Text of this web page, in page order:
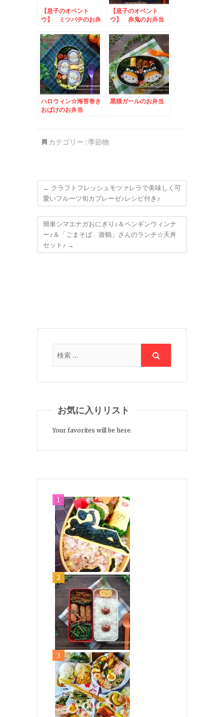
【息子のオベント
ウ】 ミツバチのお弁
【息子のオベント
ウ】 赤鬼のお弁当
ハロウィン☆海苔巻き
おばけのお弁当
黒猫ガールのお弁当
カテゴリー :季節物
← クラフトフレッシュモツァレラで美味しく可
愛いフルーツ旬カプレーゼ♪レシピ付き♪
簡単シマエナガおにぎり♪＆ペンギンウィンナ
ー♪＆「ごまそば 遊鶴」さんのランチ☆天丼
セット♪ →
お気に入りリスト
Your favorites will be here.